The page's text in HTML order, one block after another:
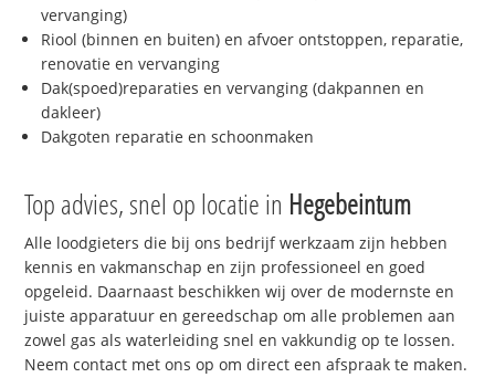
vervanging)
Riool (binnen en buiten) en afvoer ontstoppen, reparatie,
renovatie en vervanging
Dak(spoed)reparaties en vervanging (dakpannen en
dakleer)
Dakgoten reparatie en schoonmaken
Top advies, snel op locatie in Hegebeintum
Alle loodgieters die bij ons bedrijf werkzaam zijn hebben
kennis en vakmanschap en zijn professioneel en goed
opgeleid. Daarnaast beschikken wij over de modernste en
juiste apparatuur en gereedschap om alle problemen aan
zowel gas als waterleiding snel en vakkundig op te lossen.
Neem contact met ons op om direct een afspraak te maken.